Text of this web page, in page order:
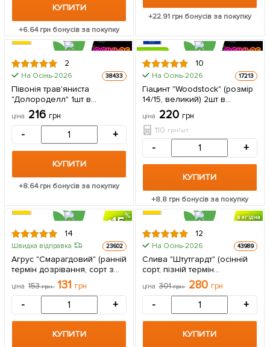
КУПИТИ
+6.64грн бонусів за покупку
+22.91грн бонусів за покупку
2
На Осінь-2026 38433
Півонія трав'яниста
"Долороделл" 1шт в
ціна 216грн
- +
КУПИТИ
+8.64грн бонусів за покупку
ЦІНА ЗА
2шт
НОВИНКА
10
На Осінь-2026 17213
Гіацинт "Woodstock" (розмір
14/15, великий) 2шт в
упаковці
ціна 220 грн
110 грн/шт
- +
КУПИТИ
+8.8грн бонусів за покупку
15
14
Швидка відправка 23602
Агрус "Смарагдовий" (ранній
термін дозрівання, сорт з
підвищеною
морозостійкістю) 1
саджанець в упаковці
ціна 153грн 131 грн
- +
КУПИТИ
вигідна
12
На Осінь-2026 43989
Слива "Штутгардт" (осінній
сорт, пізній термін
дозрівання) 1 саджанець в
упаковці
ціна 301грн 280 грн
- +
КУПИТИ